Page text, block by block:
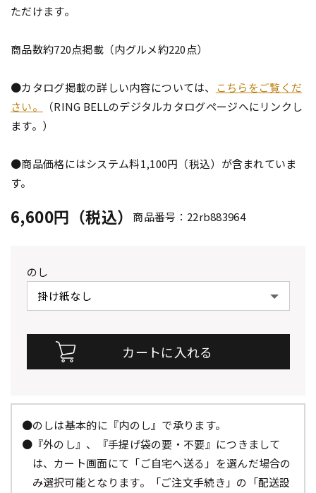
ただけます。
商品数約720点掲載（内グルメ約220点）
●カタログ掲載の詳しい内容については、
こちらをご覧くだ
さい。
（RING BELLのデジタルカタログページへにリンクし
ます。）
●商品価格にはシステム料1,100円（税込）が含まれていま
す。
6,600円（税込） 商品番号：22rb883964
のし
●のしは基本的に『内のし』で承ります。
●『外のし』、『手提げ袋の要・不要』につきまして
は、カート画面にて「ご自宅へ送る」を選んだ場合の
み選択可能となります。「ご注文手続き」の「配送設